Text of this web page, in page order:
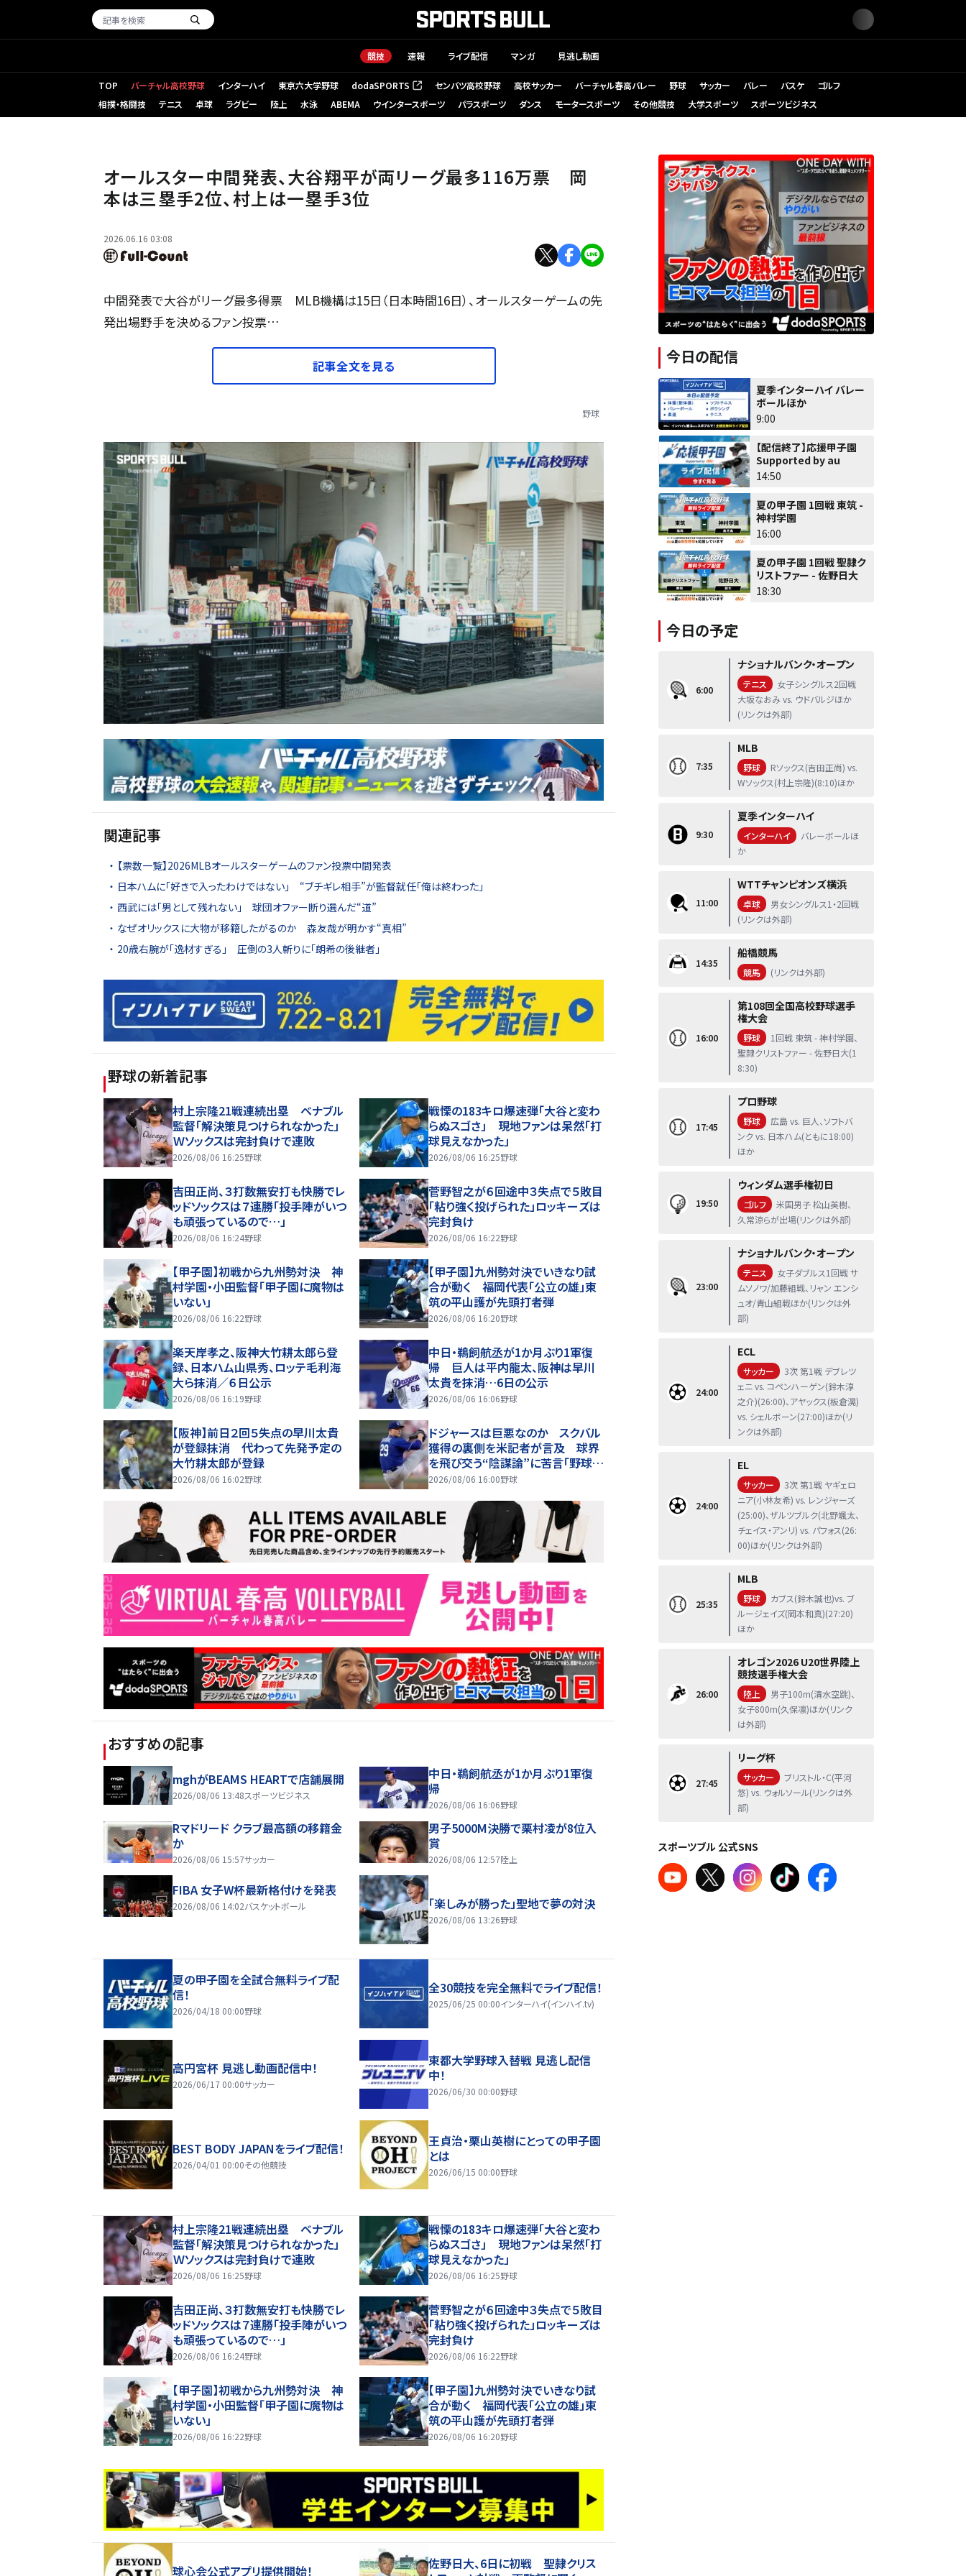
競技 速報 ライブ配信 マンガ 見逃し動画
TOP バーチャル高校野球 インターハイ 東京六大学野球 dodaSPORTS
（新しいタブで開く） センバツ高校野球 高校サッカー バーチャル春高バレー 野球 サッカー バレー バスケ
ゴルフ
相撲・格闘技
テニス 卓球 ラグビー 陸上 水泳 ABEMA ウインタースポーツ パラスポーツ ダンス モータースポーツ その他競技 大学スポーツ スポーツビジネス
オールスター中間発表、大谷翔平が両リーグ最多116万票 岡
本は三塁手2位、村上は一塁手3位
2026.06.16 03:08
中間発表で大谷がリーグ最多得票 MLB機構は15日（日本時間16日）、オールスターゲームの先
発出場野手を決めるファン投票…
記事全文を見る
野球
関連記事
【票数一覧】2026MLBオールスターゲームのファン投票中間発表
日本ハムに「好きで入ったわけではない」 “ブチギレ相手”が監督就任「俺は終わった」
西武には「男として残れない」 球団オファー断り選んだ“道”
なぜオリックスに大物が移籍したがるのか 森友哉が明かす“真相”
20歳右腕が「逸材すぎる」 圧倒の3人斬りに「朗希の後継者」
野球の新着記事
村上宗隆21戦連続出塁 ベナブル
監督「解決策見つけられなかった」
Ｗソックスは完封負けで連敗
2026/08/06 16:25野球
戦慄の183キロ爆速弾「大谷と変わ
らぬスゴさ」 現地ファンは呆然「打
球見えなかった」
2026/08/06 16:25野球
吉田正尚、３打数無安打も快勝でレ
ッドソックスは７連勝「投手陣がいつ
も頑張っているので…」
2026/08/06 16:24野球
菅野智之が６回途中３失点で５敗目
「粘り強く投げられた」ロッキーズは
完封負け
2026/08/06 16:22野球
【甲子園】初戦から九州勢対決 神
村学園・小田監督「甲子園に魔物は
いない」
2026/08/06 16:22野球
【甲子園】九州勢対決でいきなり試
合が動く 福岡代表「公立の雄」東
筑の平山護が先頭打者弾
2026/08/06 16:20野球
楽天岸孝之、阪神大竹耕太郎ら登
録、日本ハム山県秀、ロッテ毛利海
大ら抹消／６日公示
2026/08/06 16:19野球
中日・鵜飼航丞が1か月ぶり1軍復
帰 巨人は平内龍太、阪神は早川
太貴を抹消…6日の公示
2026/08/06 16:06野球
【阪神】前日２回５失点の早川太貴
が登録抹消 代わって先発予定の
大竹耕太郎が登録
2026/08/06 16:02野球
ドジャースは巨悪なのか スクバル
獲得の裏側を米記者が言及 球界
を飛び交う“陰謀論”に苦言「野球界
が壊れていくと思わない」
2026/08/06 16:00野球
おすすめの記事
mghがBEAMS HEARTで店舗展開
2026/08/06 13:48スポーツビジネス
中日・鵜飼航丞が1か月ぶり1軍復
帰
2026/08/06 16:06野球
Rマドリード クラブ最高額の移籍金
か
2026/08/06 15:57サッカー
男子5000M決勝で栗村凌が8位入
賞
2026/08/06 12:57陸上
FIBA 女子W杯最新格付けを発表
2026/08/06 14:02バスケットボール 「楽しみが勝った」聖地で夢の対決
2026/08/06 13:26野球
夏の甲子園を全試合無料ライブ配
信！
2026/04/18 00:00野球
全30競技を完全無料でライブ配信！
2025/06/25 00:00インターハイ(インハイ.tv)
高円宮杯 見逃し動画配信中！
2026/06/17 00:00サッカー
東都大学野球入替戦 見逃し配信
中！
2026/06/30 00:00野球
BEST BODY JAPANをライブ配信！
2026/04/01 00:00その他競技
王貞治・栗山英樹にとっての甲子園
とは
2026/06/15 00:00野球
村上宗隆21戦連続出塁 ベナブル
監督「解決策見つけられなかった」
Ｗソックスは完封負けで連敗
2026/08/06 16:25野球
戦慄の183キロ爆速弾「大谷と変わ
らぬスゴさ」 現地ファンは呆然「打
球見えなかった」
2026/08/06 16:25野球
吉田正尚、３打数無安打も快勝でレ
ッドソックスは７連勝「投手陣がいつ
も頑張っているので…」
2026/08/06 16:24野球
菅野智之が６回途中３失点で５敗目
「粘り強く投げられた」ロッキーズは
完封負け
2026/08/06 16:22野球
【甲子園】初戦から九州勢対決 神
村学園・小田監督「甲子園に魔物は
いない」
2026/08/06 16:22野球
【甲子園】九州勢対決でいきなり試
合が動く 福岡代表「公立の雄」東
筑の平山護が先頭打者弾
2026/08/06 16:20野球
球心会公式アプリ提供開始！
佐野日大、6日に初戦 聖隷クリス
今日の配信
夏季インターハイ バレー
ボールほか
9:00
【配信終了】応援甲子園
Supported by au
14:50
夏の甲子園 1回戦 東筑 -
神村学園
16:00
夏の甲子園 1回戦 聖隷ク
リストファー - 佐野日大
18:30
今日の予定
6:00
ナショナルバンク・オープン
テニス
女子シングルス2回戦
大坂なおみ vs. ウドバルジほか
(リンクは外部)
7:35
MLB
野球
Rソックス(吉田正尚) vs.
Wソックス(村上宗隆)(8:10)ほか
9:30
夏季インターハイ
インターハイ
バレーボールほ
か
11:00
WTTチャンピオンズ横浜
卓球
男女シングルス1・2回戦
(リンクは外部)
14:35
船橋競馬
競馬 (リンクは外部)
16:00
第108回全国高校野球選手
権大会
野球
1回戦 東筑 - 神村学園、
聖隷クリストファー - 佐野日大(1
8:30)
17:45
プロ野球
野球
広島 vs. 巨人、ソフトバ
ンク vs. 日本ハム(ともに18:00)
ほか
19:50
ウィンダム選手権初日
ゴルフ
米国男子 松山英樹、
久常涼らが出場(リンクは外部)
23:00
ナショナルバンク・オープン
テニス
女子ダブルス1回戦 サ
ムソノワ/加藤組戦、リャン エンシ
ュオ/青山組戦ほか(リンクは外
部)
24:00
ECL
サッカー
3次 第1戦 デブレツ
ェニ vs. コペンハーゲン(鈴木淳
之介)(26:00)、アヤックス(板倉滉)
vs. シェルボーン(27:00)ほか(リ
ンクは外部)
24:00
EL
サッカー
3次 第1戦 ヤギェロ
ニア(小林友希) vs. レンジャーズ
(25:00)、ザルツブルク(北野颯太、
チェイス・アンリ) vs. パフォス(26:
00)ほか(リンクは外部)
25:35
MLB
野球
カブス(鈴木誠也)vs. ブ
ルージェイズ(岡本和真)(27:20)
ほか
26:00
オレゴン2026 U20世界陸上
競技選手権大会
陸上
男子100m(清水空跳)、
女子800m(久保凛)ほか(リンク
は外部)
27:45
リーグ杯
サッカー
ブリストル・C(平河
悠) vs. ウォルソール(リンクは外
部)
スポーツブル 公式SNS